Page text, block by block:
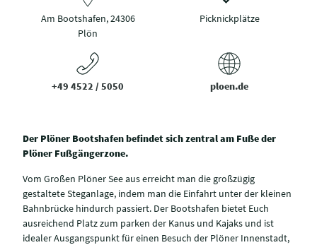
Am Bootshafen, 24306
Plön
Picknickplätze
+49 4522 / 5050 ploen.de
Der Plöner Bootshafen befindet sich zentral am Fuße der
Plöner Fußgängerzone.
Vom Großen Plöner See aus erreicht man die großzügig
gestaltete Steganlage, indem man die Einfahrt unter der kleinen
Bahnbrücke hindurch passiert. Der Bootshafen bietet Euch
ausreichend Platz zum parken der Kanus und Kajaks und ist
idealer Ausgangspunkt für einen Besuch der Plöner Innenstadt,